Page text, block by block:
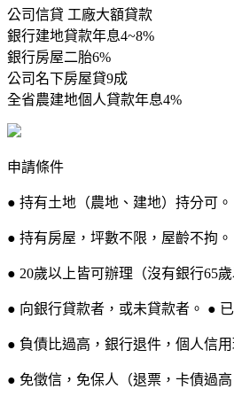
公司信貸 工廠大額貸款
銀行建地貸款年息4~8%
銀行房屋二胎6%
公司名下房屋貸9成
全省農建地個人貸款年息4%
申請條件
● 持有土地（農地、建地）持分可。
● 持有房屋，坪數不限，屋齡不拘。
● 20歲以上皆可辦理（沒有銀行65
● 向銀行貸款者，或未貸款者。 ●
● 負債比過高，銀行退件，個人信用
● 免徵信，免保人（退票，卡債過